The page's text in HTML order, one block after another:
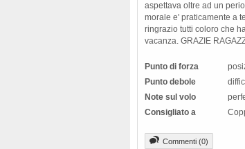
aspettava oltre ad un
morale e' praticamente a
ringrazio tutti coloro che
vacanza. GRAZIE
Punto di forza
Punto debole
Note sul volo
Consigliato a
Commenti (0)